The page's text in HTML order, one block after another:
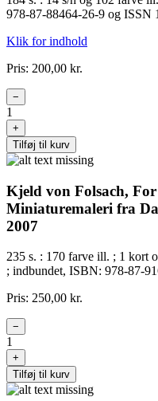
978-87-88464-26-9 og ISSN
Klik for indhold
Pris: 200,00 kr.
−
1
+
Tilføj til kurv
Kjeld von Folsach,
Miniaturemaleri fra
2007
235 s. : 170 farve ill. ; 1 kort
; indbundet, ISBN: 978-87-
Pris: 250,00 kr.
−
1
+
Tilføj til kurv